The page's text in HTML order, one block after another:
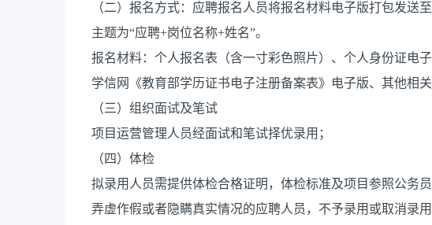
（二）报名方式：应聘报名人员将报名材料电子版打包发送
主题为“应聘+岗位名称+姓名”。
报名材料：个人报名表（含一寸彩色照片）、个人身份证电
学信网《教育部学历证书电子注册备案表》电子版、其他相关
（三）组织面试及笔试
项目运营管理人员经面试和笔试择优录用；
（四）体检
拟录用人员需提供体检合格证明，体检标准及项目参照公务
弄虚作假或者隐瞒真实情况的应聘人员，不予录用或取消录用